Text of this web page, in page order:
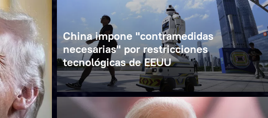
China impone "contramedidas
necesarias" por restricciones
tecnológicas de EEUU